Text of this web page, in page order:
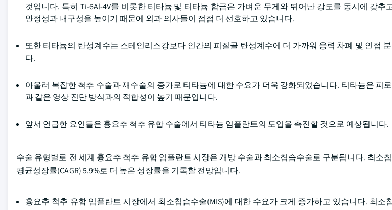
것입니다. 특히 Ti-6Al-4V를 비롯한 티타늄 및 티타늄 합금은 가벼운 무게와 뛰어난 강도를 동시에 갖추
안정성과 내구성을 높이기 때문에 외과 의사들이 점점 더 선호하고 있습니다.
또한 티타늄의 탄성계수는 스테인리스강보다 인간의 피질골 탄성계수에 더 가까워 응력 차폐 및 인접
다.
아울러 복잡한 척추 수술과 재수술의 증가로 티타늄에 대한 수요가 더욱 강화되었습니다. 티타늄은 피
과 같은 영상 진단 방식과의 적합성이 높기 때문입니다.
앞서 언급한 요인들은 흉요추 척추 유합 수술에서 티타늄 임플란트의 도입을 촉진할 것으로 예상됩니다.
수술 유형별로 전 세계 흉요추 척추 유합 임플란트 시장은 개방 수술과 최소침습수술로 구분됩니다. 최소
평균성장률(CAGR) 5.9%로 더 높은 성장률을 기록할 전망입니다.
흉요추 척추 유합 임플란트 시장에서 최소침습수술(MIS)에 대한 수요가 크게 증가하고 있습니다. 최소